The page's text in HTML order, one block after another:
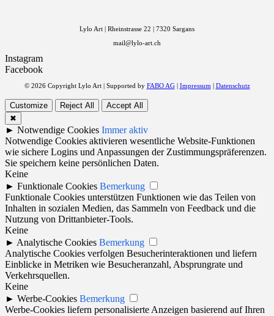
Lylo Art | Rheinstrasse 22 | 7320 Sargans
mail@lylo-art.ch
Instagram
Facebook
© 2026 Copyright Lylo Art | Supported by FABO AG| Impressum Datenschutz
Customize Reject All
Accept All
✖
► Notwendige Cookies Immer aktiv
Notwendige Cookies aktivieren wesentliche Website-Funktionen
wie sichere Logins und Anpassungen der Zustimmungspräferenzen.
Sie speichern keine persönlichen Daten.
Keine
► Funktionale Cookies Bemerkung
Funktionale Cookies unterstützen Funktionen wie das Teilen von
Inhalten in sozialen Medien, das Sammeln von Feedback und die
Nutzung von Drittanbieter-Tools.
Keine
► Analytische Cookies Bemerkung
Analytische Cookies verfolgen Besucherinteraktionen und liefern
Einblicke in Metriken wie Besucheranzahl, Absprungrate und
Verkehrsquellen.
Keine
► Werbe-Cookies Bemerkung
Werbe-Cookies liefern personalisierte Anzeigen basierend auf Ihren